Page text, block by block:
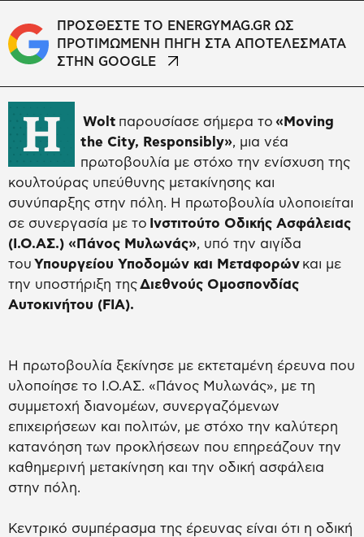
ΠΡΟΣΘΕΣΤΕ ΤΟ ENERGYMAG.GR ΩΣ
ΠΡΟΤΙΜΩΜΕΝΗ ΠΗΓΗ ΣΤΑ ΑΠΟΤΕΛΕΣΜΑΤΑ
ΣΤΗΝ GOOGLE
Η Wolt παρουσίασε σήμερα το «Moving
the City, Responsibly», μια νέα
πρωτοβουλία με στόχο την ενίσχυση της
κουλτούρας υπεύθυνης μετακίνησης και
συνύπαρξης στην πόλη. Η πρωτοβουλία υλοποιείται
σε συνεργασία με το Ινστιτούτο Οδικής Ασφάλειας
(Ι.Ο.ΑΣ.) «Πάνος Μυλωνάς», υπό την αιγίδα
του Υπουργείου Υποδομών και Μεταφορών και με
την υποστήριξη τηςΔιεθνούς Ομοσπονδίας
Αυτοκινήτου (FIA).
Η πρωτοβουλία ξεκίνησε με εκτεταμένη έρευνα που
υλοποίησε το Ι.Ο.ΑΣ. «Πάνος Μυλωνάς», με τη
συμμετοχή διανομέων, συνεργαζόμενων
επιχειρήσεων και πολιτών, με στόχο την καλύτερη
κατανόηση των προκλήσεων που επηρεάζουν την
καθημερινή μετακίνηση και την οδική ασφάλεια
στην πόλη.
Κεντρικό συμπέρασμα της έρευνας είναι ότι η οδική